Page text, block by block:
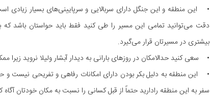
• این منطقه و این جنگل دارای سربالایی و سرپایینی‌های بسیار زیادی
دقت می‌توانید تمامی این مسیر را طی کنید فقط باید حواستان باشد
بیشتری در مسیرتان قرار می‌گیرد.
• سعی کنید حدالامکان در روزهای بارانی به دیدار آبشار ولیلا نروید
• این منطقه به دلیل بکر بودن دارای امکانات رفاهی و تفریحی نیست
سفر به این منطقه رادارید حتماً از قبل کسانی را نسبت به مکان خودتان آگاه